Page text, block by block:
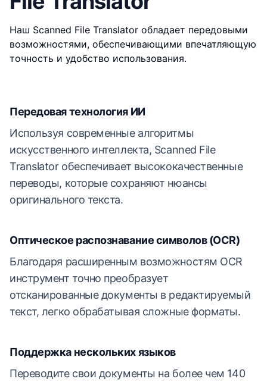
Наш Scanned File Translator обладает передовыми
возможностями, обеспечивающими впечатляющую
точность и удобство использования.
Передовая технология ИИ
Используя современные алгоритмы
искусственного интеллекта, Scanned File
Translator обеспечивает высококачественные
переводы, которые сохраняют нюансы
оригинального текста.
Оптическое распознавание символов (OCR)
Благодаря расширенным возможностям OCR
инструмент точно преобразует
отсканированные документы в редактируемый
текст, легко обрабатывая сложные форматы.
Поддержка нескольких языков
Переводите свои документы на более чем 140